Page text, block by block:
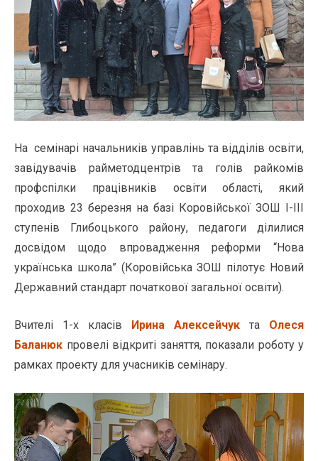
На семінарі начальників управлінь та відділів освіти,
завідувачів райметодцентрів та голів райкомів
профспілки працівників освіти області, який
проходив 23 березня на базі Коровійської ЗОШ І-ІІІ
ступенів Глибоцького району, педагоги ділилися
досвідом щодо впровадження реформи “Нова
українська школа” (Коровійська ЗОШ пілотує Новий
Державний стандарт початкової загальної освіти).
Вчителі 1-х класів Ирина Алексейчук та Олеся
Баланюк провелі відкриті заняття, показали роботу у
рамках проекту для учасників семінару.